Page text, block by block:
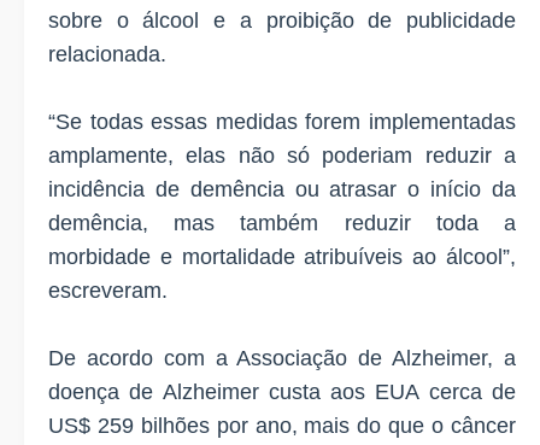
sobre o álcool e a proibição de publicidade
relacionada.
“Se todas essas medidas forem implementadas
amplamente, elas não só poderiam reduzir a
incidência de demência ou atrasar o início da
demência, mas também reduzir toda a
morbidade e mortalidade atribuíveis ao álcool”,
escreveram.
De acordo com a Associação de Alzheimer, a
doença de Alzheimer custa aos EUA cerca de
US$ 259 bilhões por ano, mais do que o câncer